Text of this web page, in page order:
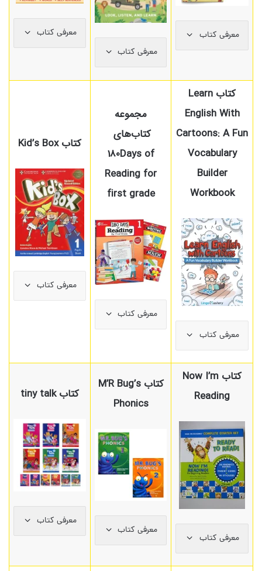
معرفی کتاب
معرفی کتاب
معرفی کتاب
کتاب Learn
English With
Cartoons: A Fun
Vocabulary
Builder
Workbook
معرفی کتاب
مجموعه
کتاب‌های
180Days of
Reading for
first grade
معرفی کتاب
کتاب Kid’s Box
معرفی کتاب
کتاب Now I’m
Reading
معرفی کتاب
کتاب M’R Bug’s
Phonics
معرفی کتاب
کتاب tiny talk
معرفی کتاب